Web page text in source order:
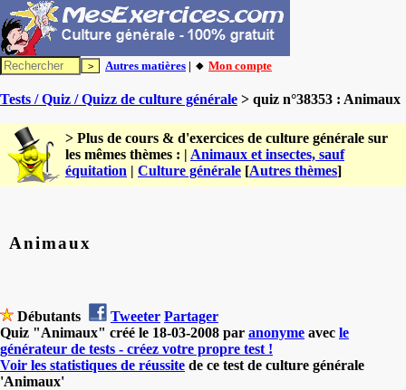
Autres matières | 🔸 Mon compte
Tests / Quiz / Quizz de culture générale > quiz n°38353 : Animaux
> Plus de cours & d'exercices de culture générale sur
les mêmes thèmes : | Animaux et insectes, sauf
équitation | Culture générale [Autres thèmes]
Animaux
Débutants Tweeter Partager
Quiz "Animaux" créé le 18-03-2008 par anonyme avec le
générateur de tests - créez votre propre test !
Voir les statistiques de réussite de ce test de culture générale
'Animaux'